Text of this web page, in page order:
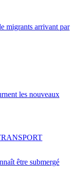
migrants arrivant par
les nouveaux
être submergé